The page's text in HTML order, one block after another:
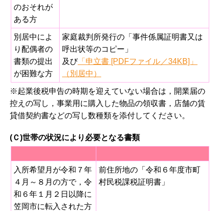
のおそれが
ある方
別居中によ
り配偶者の
書類の提出
が困難な方
家庭裁判所発行の「事件係属証明書又は
呼出状等のコピー」
及び「申立書 [PDFファイル／34KB]」
（別居中）
※起業後税申告の時期を迎えていない場合は，開業届の
控えの写し，事業用に購入した物品の領収書，店舗の賃
貸借契約書などの写し数種類を添付してください。
(Ｃ)世帯の状況により必要となる書類
入所希望月が令和７年
４月～８月の方で，令
和６年１月２日以降に
笠岡市に転入された方
前住所地の「令和６年度市町
村民税課税証明書」